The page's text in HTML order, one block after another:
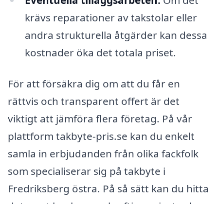
krävs reparationer av takstolar eller
andra strukturella åtgärder kan dessa
kostnader öka det totala priset.
För att försäkra dig om att du får en
rättvis och transparent offert är det
viktigt att jämföra flera företag. På vår
plattform takbyte-pris.se kan du enkelt
samla in erbjudanden från olika fackfolk
som specialiserar sig på takbyte i
Fredriksberg östra. På så sätt kan du hitta